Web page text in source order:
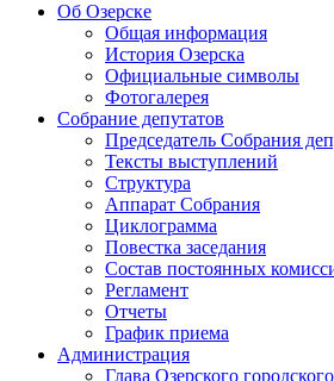
Об Озерске
Общая информация
История Озерска
Официальные символы
Фотогалерея
Собрание депутатов
Председатель Собрания
Тексты выступлений
Структура
Аппарат Собрания
Циклограмма
Повестка заседания
Состав постоянных
Регламент
Отчеты
График приема
Администрация
Глава Озерского